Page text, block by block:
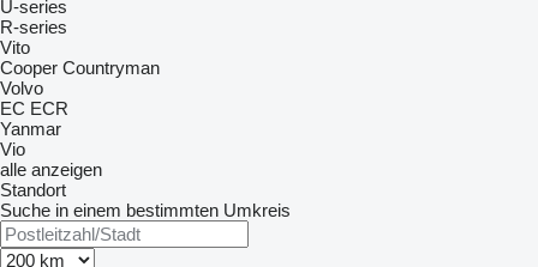
U-series
R-series
Vito
Cooper Countryman
Volvo
EC ECR
Yanmar
Vio
alle anzeigen
Standort
Suche in einem bestimmten Umkreis